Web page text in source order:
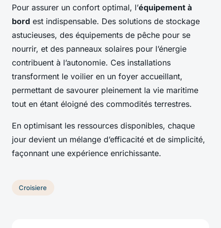
Pour assurer un confort optimal, l’équipement à
bord est indispensable. Des solutions de stockage
astucieuses, des équipements de pêche pour se
nourrir, et des panneaux solaires pour l’énergie
contribuent à l’autonomie. Ces installations
transforment le voilier en un foyer accueillant,
permettant de savourer pleinement la vie maritime
tout en étant éloigné des commodités terrestres.
En optimisant les ressources disponibles, chaque
jour devient un mélange d’efficacité et de simplicité,
façonnant une expérience enrichissante.
Croisiere